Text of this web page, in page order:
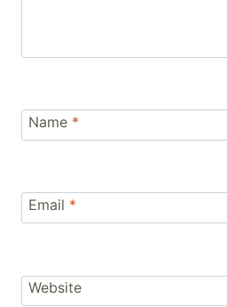
Name *
Email *
Website